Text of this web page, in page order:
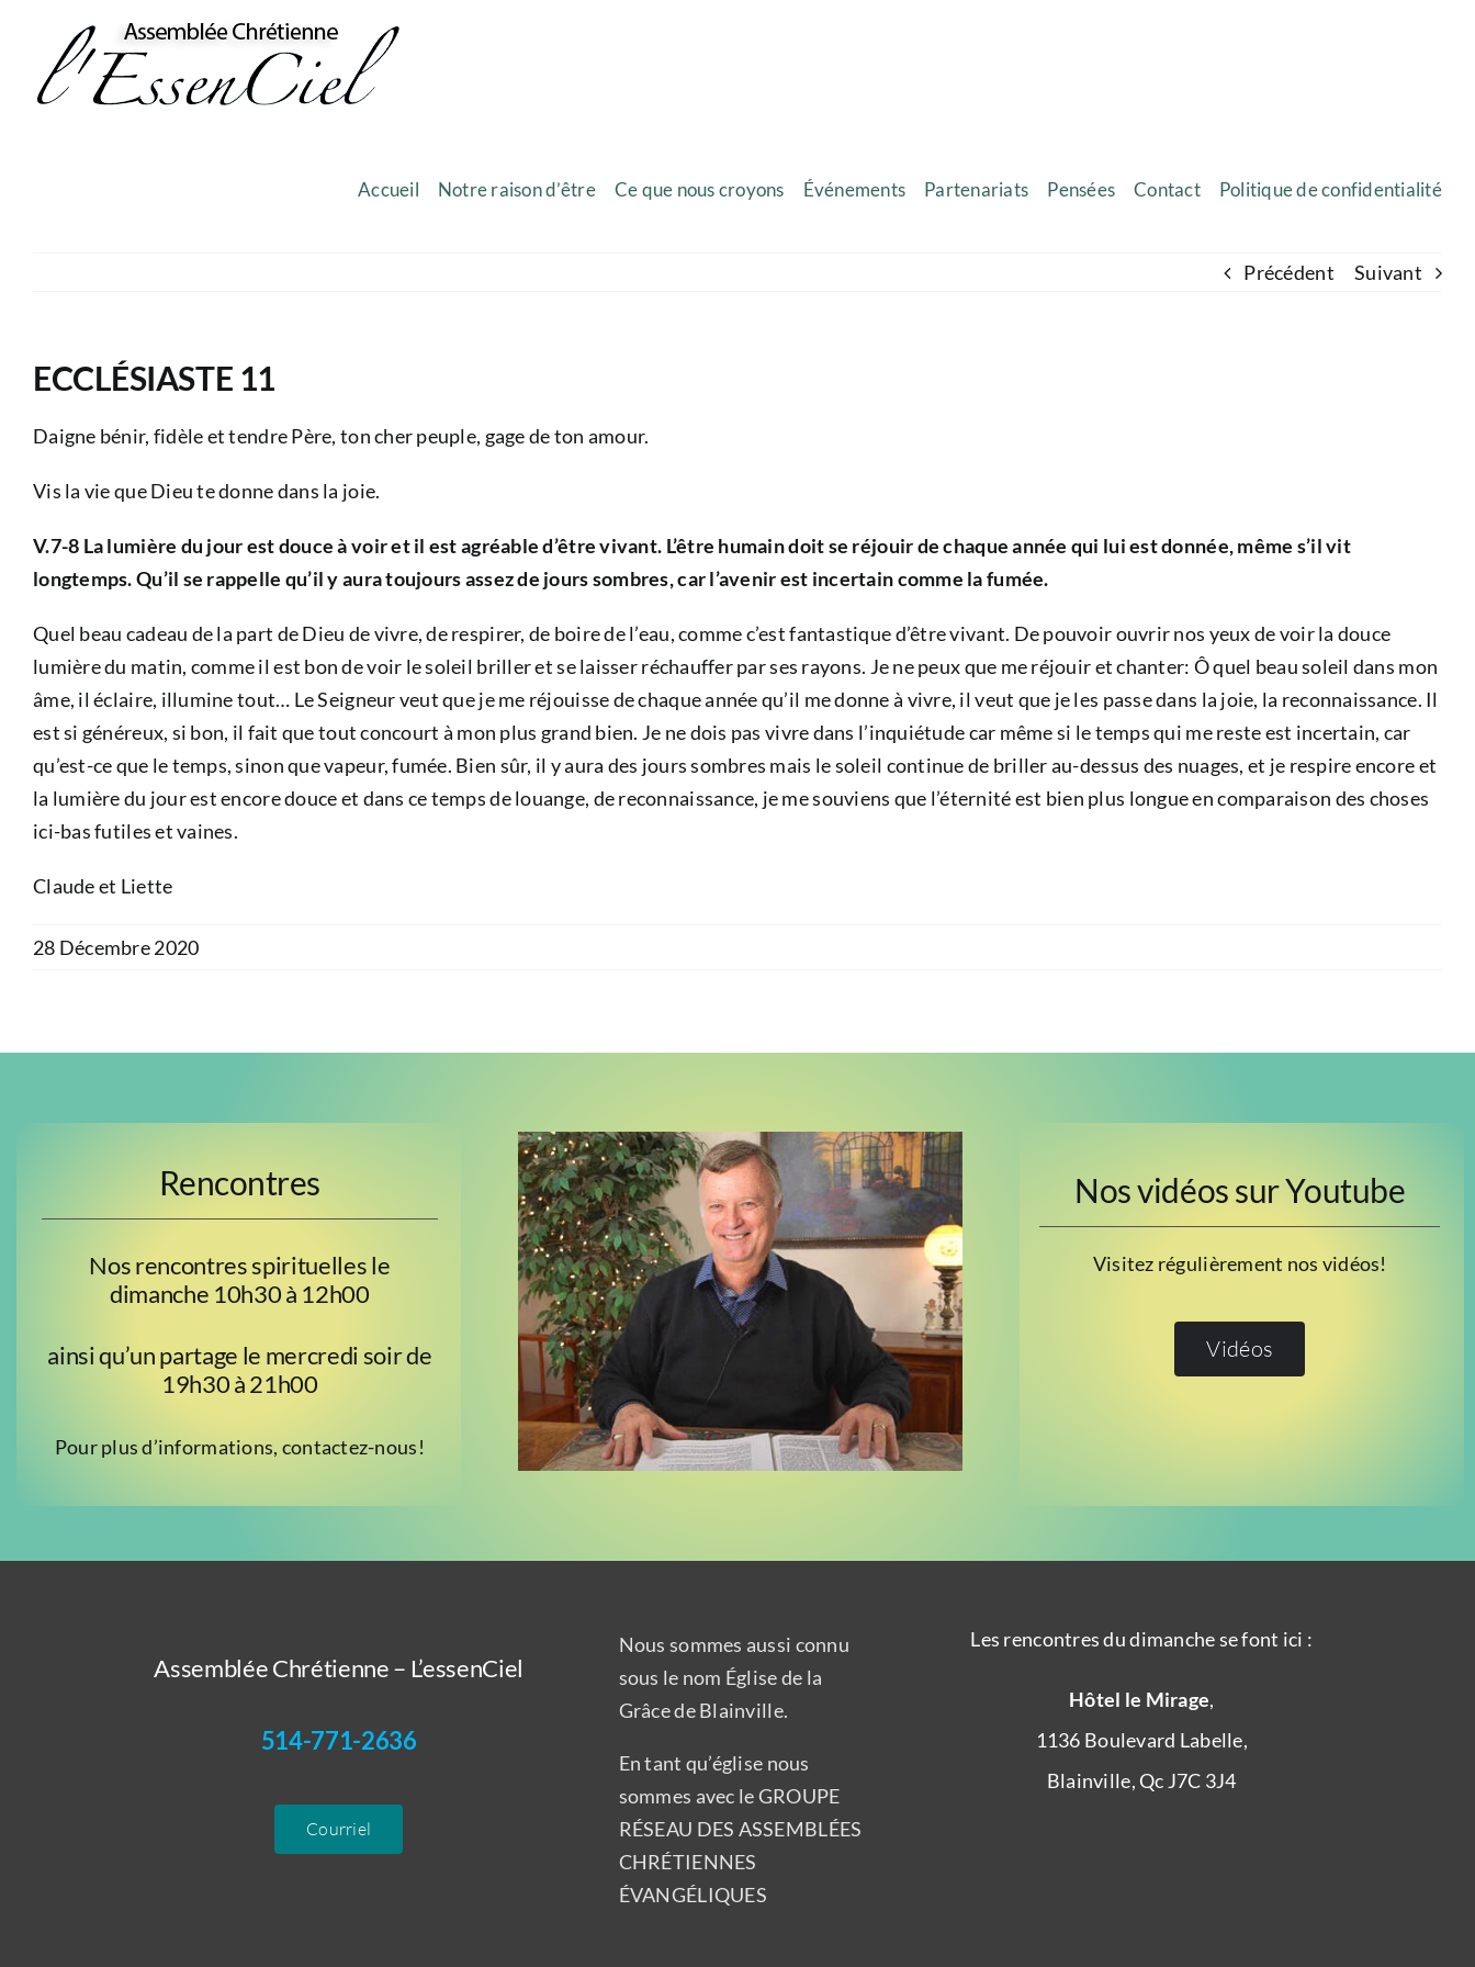
content
Accueil Notre raison d’être Ce que nous croyons Événements Partenariats Pensées Contact Politique de confidentialité
Précédent Suivant
ECCLÉSIASTE 11
Daigne bénir, fidèle et tendre Père, ton cher peuple, gage de ton amour.
Vis la vie que Dieu te donne dans la joie.
V.7-8 La lumière du jour est douce à voir et il est agréable d’être vivant. L’être humain doit se réjouir de chaque année qui lui est donnée, même s’il vit
longtemps. Qu’il se rappelle qu’il y aura toujours assez de jours sombres, car l’avenir est incertain comme la fumée.
Quel beau cadeau de la part de Dieu de vivre, de respirer, de boire de l’eau, comme c’est fantastique d’être vivant. De pouvoir ouvrir nos yeux de voir la douce
lumière du matin, comme il est bon de voir le soleil briller et se laisser réchauffer par ses rayons. Je ne peux que me réjouir et chanter: Ô quel beau soleil dans mon
âme, il éclaire, illumine tout… Le Seigneur veut que je me réjouisse de chaque année qu’il me donne à vivre, il veut que je les passe dans la joie, la reconnaissance. Il
est si généreux, si bon, il fait que tout concourt à mon plus grand bien. Je ne dois pas vivre dans l’inquiétude car même si le temps qui me reste est incertain, car
qu’est-ce que le temps, sinon que vapeur, fumée. Bien sûr, il y aura des jours sombres mais le soleil continue de briller au-dessus des nuages, et je respire encore et
la lumière du jour est encore douce et dans ce temps de louange, de reconnaissance, je me souviens que l’éternité est bien plus longue en comparaison des choses
ici-bas futiles et vaines.
Claude et Liette
28 Décembre 2020
Rencontres
Nos rencontres spirituelles le
dimanche 10h30 à 12h00
ainsi qu’un partage le mercredi soir de
19h30 à 21h00
Pour plus d’informations, contactez-nous!
Nos vidéos sur Youtube
Visitez régulièrement nos vidéos!
Vidéos
Assemblée Chrétienne – L’essenCiel
514-771-2636
Courriel
Nous sommes aussi connu
sous le nom Église de la
Grâce de Blainville.
En tant qu’église nous
sommes avec le GROUPE
RÉSEAU DES ASSEMBLÉES
CHRÉTIENNES
ÉVANGÉLIQUES
Les rencontres du dimanche se font ici :
Hôtel le Mirage,
1136 Boulevard Labelle,
Blainville, Qc J7C 3J4